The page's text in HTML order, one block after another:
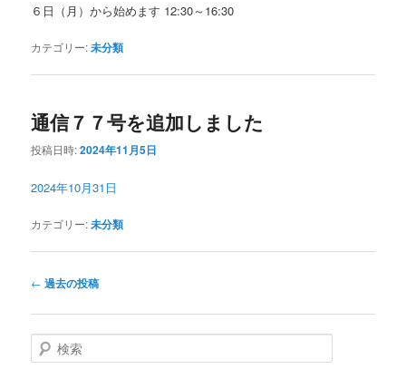
６日（月）から始めます 12:30～16:30
カテゴリー:未分類
通信７７号を追加しました
投稿日時:2024年11月5日
2024年10月31日
カテゴリー:未分類
投
ナ
ビ
ゲ
← 過去の投稿
検
索